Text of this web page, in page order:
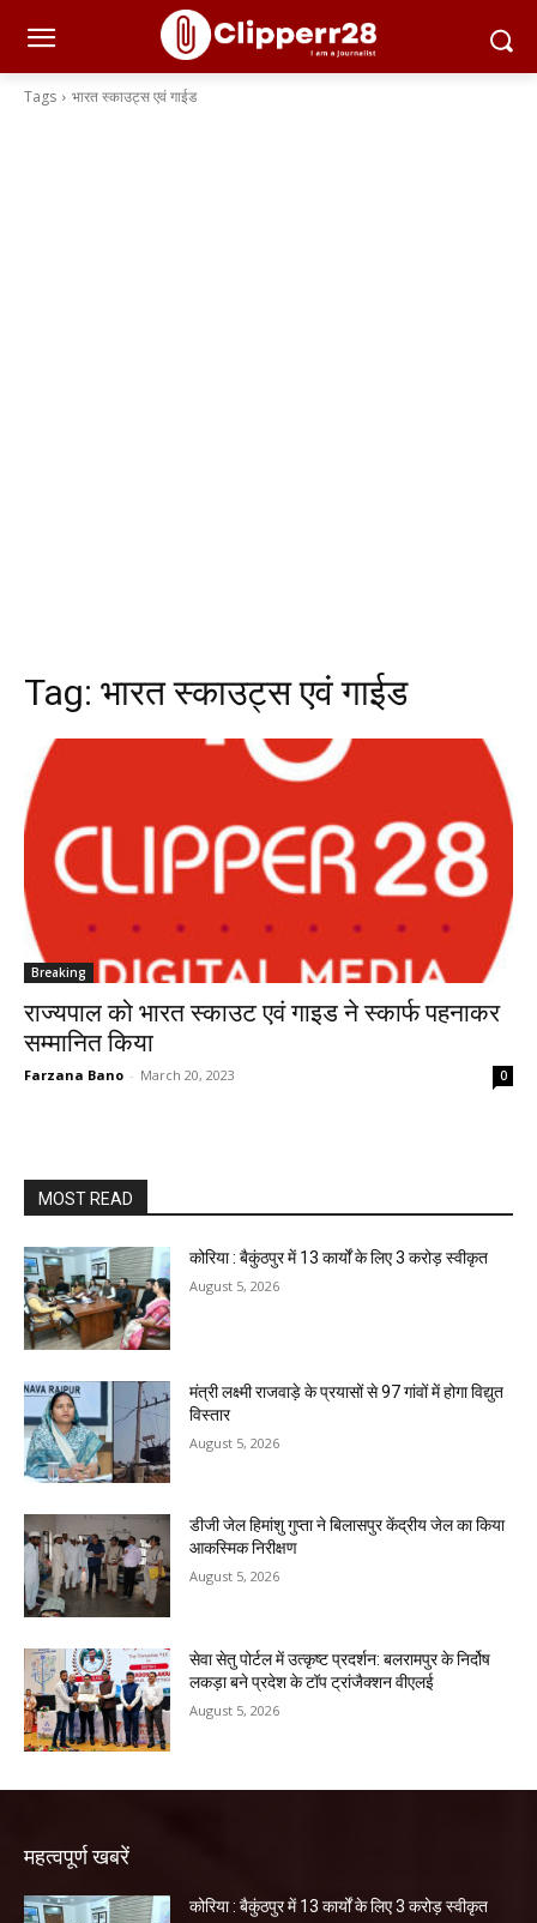
Tags भारत स्काउट्स एवं गाईड
Tag: भारत स्काउट्स एवं गाईड
Breaking
राज्यपाल को भारत स्काउट एवं गाइड ने स्कार्फ पहनाकर
सम्मानित किया
Farzana Bano - March 20, 2023 0
MOST READ
कोरिया : बैकुंठपुर में 13 कार्यों के लिए 3 करोड़ स्वीकृत
August 5, 2026
मंत्री लक्ष्मी राजवाड़े के प्रयासों से 97 गांवों में होगा विद्युत
विस्तार
August 5, 2026
डीजी जेल हिमांशु गुप्ता ने बिलासपुर केंद्रीय जेल का किया
आकस्मिक निरीक्षण
August 5, 2026
सेवा सेतु पोर्टल में उत्कृष्ट प्रदर्शन: बलरामपुर के निर्दोष
लकड़ा बने प्रदेश के टॉप ट्रांजैक्शन वीएलई
August 5, 2026
महत्वपूर्ण खबरें
कोरिया : बैकुंठपुर में 13 कार्यों के लिए 3 करोड़ स्वीकृत